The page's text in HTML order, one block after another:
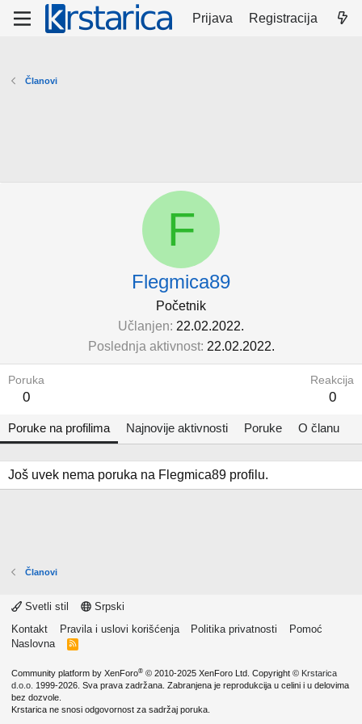
Prijava Registracija
Članovi
F
Flegmica89
Početnik
Učlanjen 22.02.2022.
Poslednja aktivnost 22.02.2022.
Poruka
0
Reakcija
0
Poruke na profilima Najnovije aktivnosti Poruke O članu
Još uvek nema poruka na Flegmica89 profilu.
Članovi
Svetli stil
Srpski
Kontakt
Pravila i uslovi korišćenja Politika privatnosti
Pomoć
Naslovna
R
Community platform by XenForo® © 2010-2025 XenForo Ltd. Copyright © Krstarica
d.o.o. 1999-2026. Sva prava zadržana. Zabranjena je reprodukcija u celini i u delovima
bez dozvole.
Krstarica ne snosi odgovornost za sadržaj poruka.